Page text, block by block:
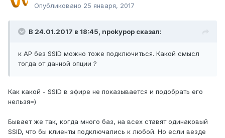
Опубликовано 25 января, 2017
В 24.01.2017 в 18:45, npokypop сказал:
к AP без SSID можно тоже подключиться. Какой смысл
тогда от данной опции ?
Как какой - SSID в эфире не показывается и подобрать его
нельзя=)
Бывает же так, когда много баз, на всех ставят одинаковый
SSID, что бы клиенты подключались к любой. Но если везде